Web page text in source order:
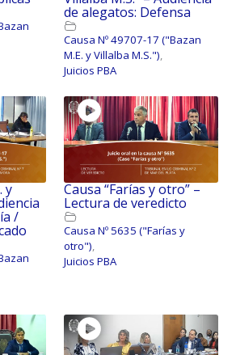
de alegatos: Defensa
Causa Nº 49707-17 ("Bazan
M.E. y Villalba M.S."),
Juicios PBA
y
/
Causa “Farías y otro” –
Lectura de veredicto
Causa Nº 5635 ("Farías y
otro"),
Juicios PBA